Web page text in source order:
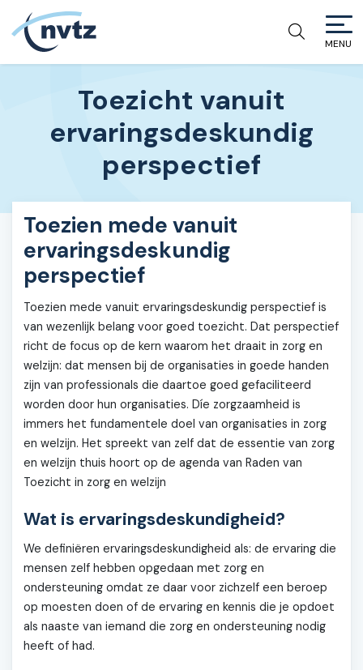
NVTZ
MENU
Toezicht vanuit
ervaringsdeskundig
perspectief
Toezien mede vanuit
ervaringsdeskundig
perspectief
Toezien mede vanuit ervaringsdeskundig perspectief is
van wezenlijk belang voor goed toezicht. Dat perspectief
richt de focus op de kern waarom het draait in zorg en
welzijn: dat mensen bij de organisaties in goede handen
zijn van professionals die daartoe goed gefaciliteerd
worden door hun organisaties. Díe zorgzaamheid is
immers het fundamentele doel van organisaties in zorg
en welzijn. Het spreekt van zelf dat de essentie van zorg
en welzijn thuis hoort op de agenda van Raden van
Toezicht in zorg en welzijn
Wat is ervaringsdeskundigheid?
We definiëren ervaringsdeskundigheid als: de ervaring die
mensen zelf hebben opgedaan met zorg en
ondersteuning omdat ze daar voor zichzelf een beroep
op moesten doen of de ervaring en kennis die je opdoet
als naaste van iemand die zorg en ondersteuning nodig
heeft of had.